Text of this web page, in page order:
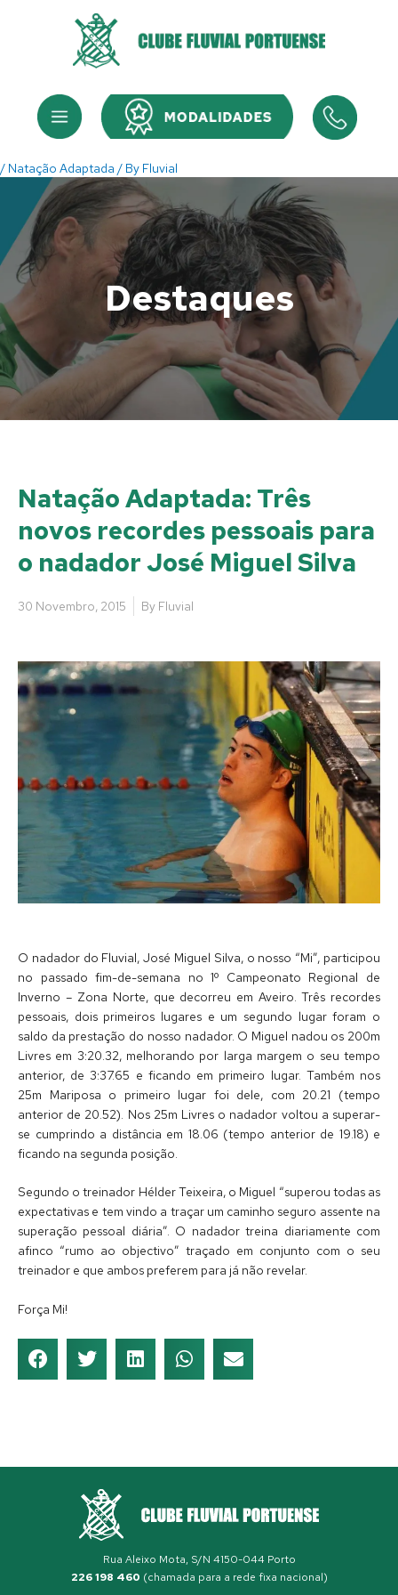
Menu Menu
/ Natação Adaptada / By Fluvial
Destaques
Natação Adaptada: Três
novos recordes pessoais para
o nadador José Miguel Silva
30 Novembro, 2015 By Fluvial
O nadador do Fluvial, José Miguel Silva, o nosso “Mi”, participou
no passado fim-de-semana no 1º Campeonato Regional de
Inverno – Zona Norte, que decorreu em Aveiro. Três recordes
pessoais, dois primeiros lugares e um segundo lugar foram o
saldo da prestação do nosso nadador. O Miguel nadou os 200m
Livres em 3:20.32, melhorando por larga margem o seu tempo
anterior, de 3:37.65 e ficando em primeiro lugar. Também nos
25m Mariposa o primeiro lugar foi dele, com 20.21 (tempo
anterior de 20.52). Nos 25m Livres o nadador voltou a superar-
se cumprindo a distância em 18.06 (tempo anterior de 19.18) e
ficando na segunda posição.
Segundo o treinador Hélder Teixeira, o Miguel “superou todas as
expectativas e tem vindo a traçar um caminho seguro assente na
superação pessoal diária”. O nadador treina diariamente com
afinco “rumo ao objectivo” traçado em conjunto com o seu
treinador e que ambos preferem para já não revelar.
Força Mi!
Rua Aleixo Mota, S/N 4150-044 Porto
226 198 460 (chamada para a rede fixa nacional)